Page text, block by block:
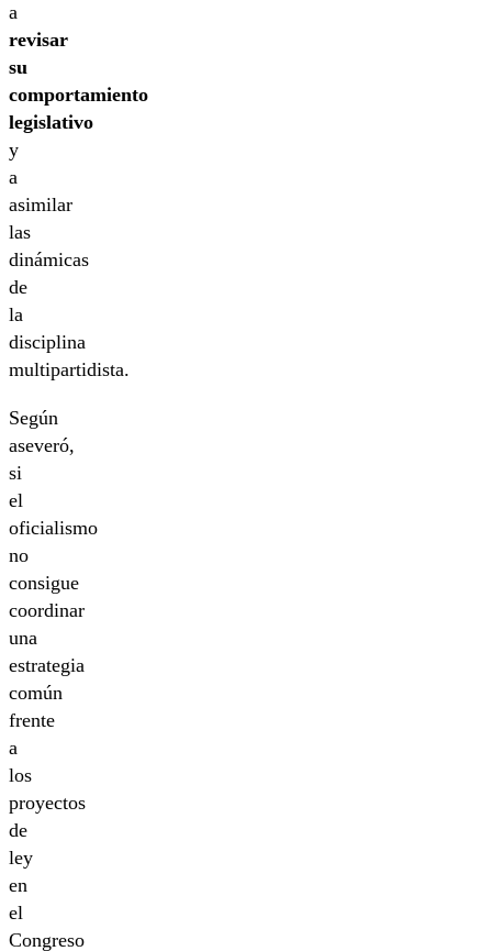
a
revisar
su
comportamiento
legislativo
y
a
asimilar
las
dinámicas
de
la
disciplina
multipartidista.
Según
aseveró,
si
el
oficialismo
no
consigue
coordinar
una
estrategia
común
frente
a
los
proyectos
de
ley
en
el
Congreso